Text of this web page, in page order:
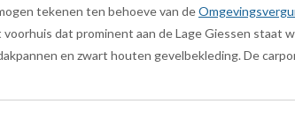
tekenen ten behoeve van de
dat prominent aan de Lage Giessen
en zwart houten gevelbekleding. De